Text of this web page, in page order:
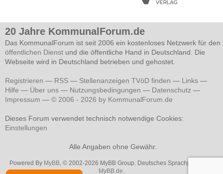
20 Jahre KommunalForum.de
Das KommunalForum ist seit 2006 ein kostenloses Netzwerk für den
öffentlichen Dienst und die öffentliche Hand in Deutschland. Die
Webseite wird in Deutschland betrieben und gehostet.
Registrieren — RSS — Stellenanzeigen TVöD finden — Links —
Hilfe — Über uns — Nutzungsbedingungen — Datenschutz —
Impressum — © 2006 - 2026 by KommunalForum.de
Dieses Forum verwendet technisch notwendige Cookies:
Einstellungen
Alle Angaben ohne Gewähr.
Powered By MyBB , © 2002-2026 MyBB Group. Deutsches Sprachpaket von
MyBB.de